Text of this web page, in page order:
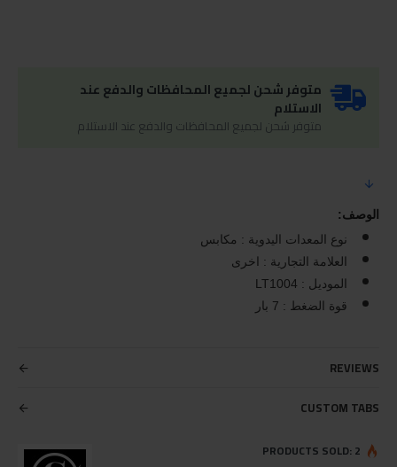
متوفر شحن لجميع المحافظات والدفع عند
الاستلام
متوفر شحن لجميع المحافظات والدفع عند الاستلام
الوصف:
نوع المعدات اليدوية : مكابس
العلامة التجارية : اخرى
الموديل : LT1004
قوة الضغط : 7 بار
REVIEWS
CUSTOM TABS
PRODUCTS SOLD: 2